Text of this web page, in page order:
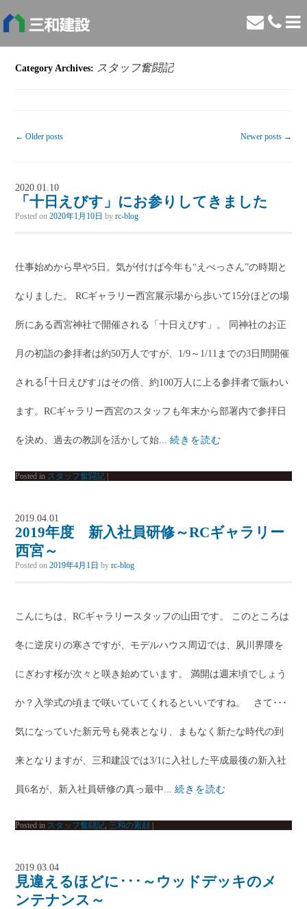
Category Archives: スタッフ奮闘記
← Older posts Newer posts →
2020.01.10
「十日えびす」にお参りしてきました
Posted on2020年1月10日 byrc-blog
仕事始めから早や5日。気が付けば今年も“えべっさん”の時期と
なりました。 RCギャラリー西宮展示場から歩いて15分ほどの場
所にある西宮神社で開催される「十日えびす」。 同神社のお正
月の初詣の参拝者は約50万人ですが、1/9～1/11までの3日間開催
される｢十日えびす｣はその倍、約100万人に上る参拝者で賑わい
ます。RCギャラリー西宮のスタッフも年末から部署内で参拝日
を決め、過去の教訓を活かして始...続きを読む
Posted in スタッフ奮闘記
2019.04.01
2019年度 新入社員研修～RCギャラリー
西宮～
Posted on2019年4月1日 byrc-blog
こんにちは、RCギャラリースタッフの山田です。 このところは
冬に逆戻りの寒さですが、モデルハウス周辺では、夙川界隈を
にぎわす桜が次々と咲き始めています。 満開は週末頃でしょう
か？入学式の頃まで咲いていてくれるといいですね。 さて･･･
気になっていた新元号も発表となり、まもなく新たな時代の到
来となりますが、三和建設では3/1に入社した平成最後の新入社
員6名が、新入社員研修の真っ最中...続きを読む
Posted in スタッフ奮闘記, 三和の素顔
2019.03.04
見違えるほどに･･･～ウッドデッキのメ
ンテナンス～